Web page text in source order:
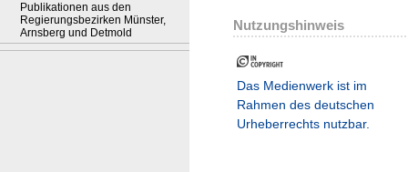
Publikationen aus den
Regierungsbezirken Münster,
Arnsberg und Detmold
Nutzungshinweis
Das Medienwerk ist im
Rahmen des deutschen
Urheberrechts nutzbar.